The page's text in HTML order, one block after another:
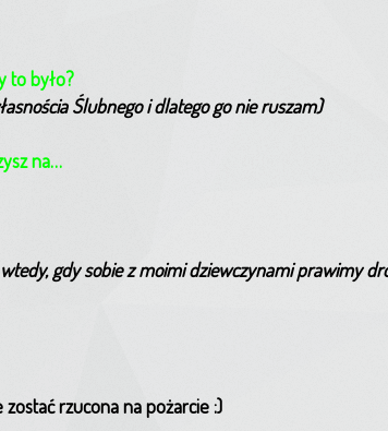
to było?
Ślubnego i dlatego go nie ruszam)
na…
gdy sobie z moimi dziewczynami prawimy
rzucona na pożarcie :)